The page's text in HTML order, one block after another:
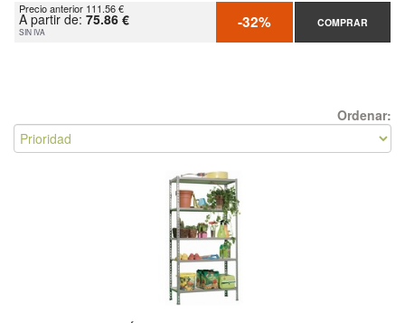
Precio anterior 111.56 €
A partir de: 75.86 €
SIN IVA -32% COMPRAR
Ordenar: